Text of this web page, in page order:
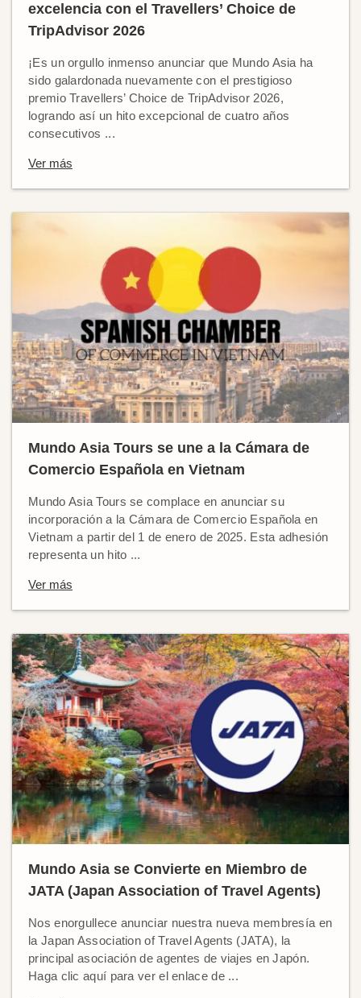
excelencia con el Travellers’ Choice de
TripAdvisor 2026
¡Es un orgullo inmenso anunciar que Mundo Asia ha
sido galardonada nuevamente con el prestigioso
premio Travellers’ Choice de TripAdvisor 2026,
logrando así un hito excepcional de cuatro años
consecutivos ...
Ver más
Mundo Asia Tours se une a la Cámara de
Comercio Española en Vietnam
Mundo Asia Tours se complace en anunciar su
incorporación a la Cámara de Comercio Española en
Vietnam a partir del 1 de enero de 2025. Esta adhesión
representa un hito ...
Ver más
Mundo Asia se Convierte en Miembro de
JATA (Japan Association of Travel Agents)
Nos enorgullece anunciar nuestra nueva membresía en
la Japan Association of Travel Agents (JATA), la
principal asociación de agentes de viajes en Japón.
Haga clic aquí para ver el enlace de ...